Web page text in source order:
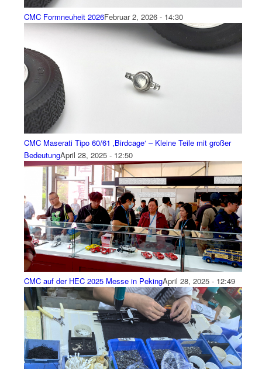
CMC Formneuheit 2026Februar 2, 2026 - 14:30
CMC Maserati Tipo 60/61 ‚Birdcage‘ – Kleine Teile mit großer
BedeutungApril 28, 2025 - 12:50
CMC auf der HEC 2025 Messe in PekingApril 28, 2025 - 12:49